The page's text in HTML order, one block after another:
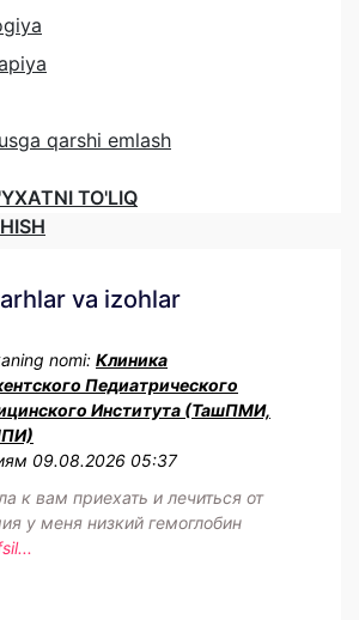
qarshi emlash
TO'LIQ
va izohlar
nomi: Клиника
Педиатрического
Института (ТашПМИ,
09.08.2026 05:37
к вам приехать и лечиться от
у меня низкий гемоглобин